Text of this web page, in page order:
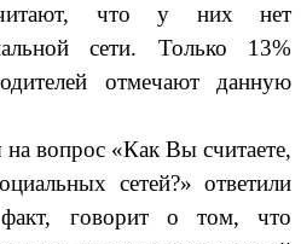
что у них нет
сети. Только 13%
отмечают данную
вопрос «Как Вы считаете,
сетей?» ответили
говорит о том, что